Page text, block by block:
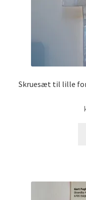
Skruesæt til lille